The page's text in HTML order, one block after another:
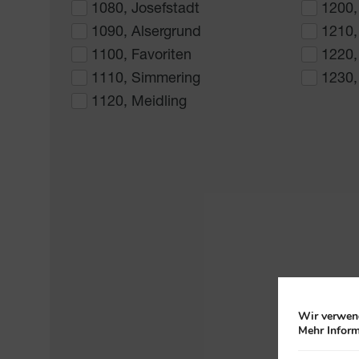
1080, Josefstadt
1090, Alsergrund
1100, Favoriten
1110, Simmering
1120, Meidling
Wir
Mehr